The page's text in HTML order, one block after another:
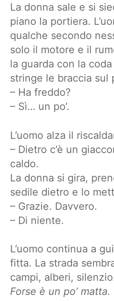
La donna sale e si
piano la portiera.
qualche secondo
solo il motore e il
la guarda con la coda
stringe le braccia sul
– Ha freddo?
– Sì… un po’.
L’uomo alza il
– Dietro c’è un
caldo.
La donna si gira,
sedile dietro e lo
– Grazie. Davvero.
– Di niente.
L’uomo continua a
fitta. La strada
campi, alberi,
Forse è un po’